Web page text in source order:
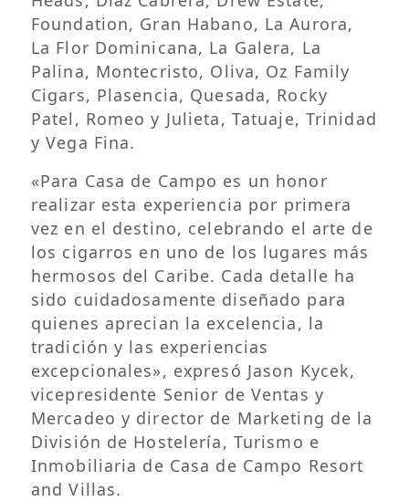
Foundation, Gran Habano, La Aurora,
La Flor Dominicana, La Galera, La
Palina, Montecristo, Oliva, Oz Family
Cigars, Plasencia, Quesada, Rocky
Patel, Romeo y Julieta, Tatuaje, Trinidad
y Vega Fina.
«Para Casa de Campo es un honor
realizar esta experiencia por primera
vez en el destino, celebrando el arte de
los cigarros en uno de los lugares más
hermosos del Caribe. Cada detalle ha
sido cuidadosamente diseñado para
quienes aprecian la excelencia, la
tradición y las experiencias
excepcionales», expresó Jason Kycek,
vicepresidente Senior de Ventas y
Mercadeo y director de Marketing de la
División de Hostelería, Turismo e
Inmobiliaria de Casa de Campo Resort
and Villas.